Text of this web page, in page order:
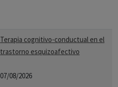
Terapia cognitivo-conductual en el
trastorno esquizoafectivo
07/08/2026